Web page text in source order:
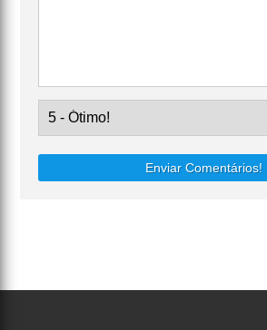
Enviar Comentários!